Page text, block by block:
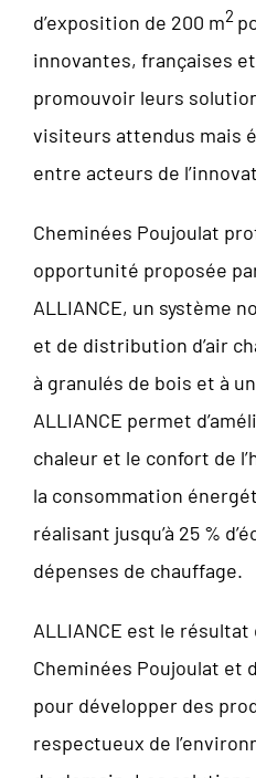
d’exposition de 200 m2
innovantes, françaises
promouvoir leurs
visiteurs attendus mais
entre acteurs de
Cheminées Poujoulat
opportunité proposée
ALLIANCE, un système
et de distribution d’air
à granulés de bois et à
ALLIANCE permet
chaleur et le confort de
la consommation
réalisant jusqu’à 25 %
dépenses de chauffage.
ALLIANCE est le résultat
Cheminées Poujoulat et
pour développer des
respectueux de